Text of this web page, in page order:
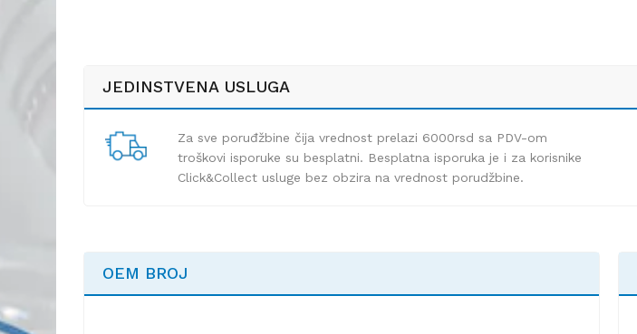
JEDINSTVENA USLUGA
Za sve poruđžbine čija vrednost prelazi 6000rsd sa PDV-om
troškovi isporuke su besplatni. Besplatna isporuka je i za korisnike
Click&Collect usluge bez obzira na vrednost porudžbine.
OEM BROJ